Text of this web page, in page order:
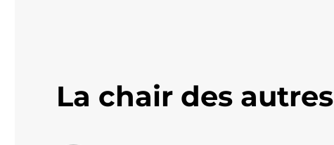
La chair des autres